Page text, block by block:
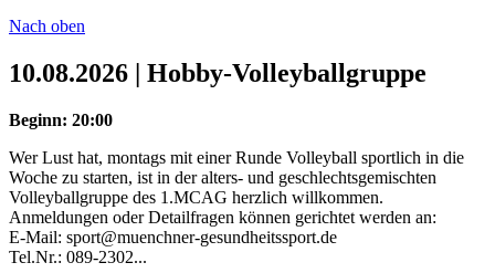
Nach oben
10.08.2026 | Hobby-Volleyballgruppe
Beginn: 20:00
Wer Lust hat, montags mit einer Runde Volleyball sportlich in die
Woche zu starten, ist in der alters- und geschlechtsgemischten
Volleyballgruppe des 1.MCAG herzlich willkommen.
Anmeldungen oder Detailfragen können gerichtet werden an:
E-Mail: sport@muenchner-gesundheitssport.de
Tel.Nr.: 089-2302...